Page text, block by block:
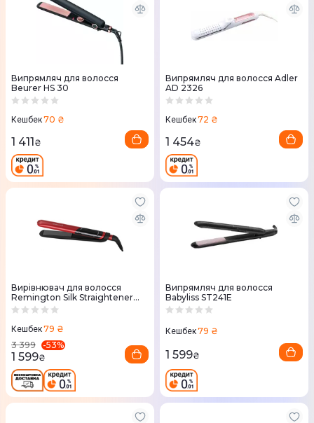
Випрямляч для волосся
Beurer HS 30
Кешбек70 ₴
1 411₴
Випрямляч для волосся Adler
AD 2326
Кешбек72 ₴
1 454₴
Вирівнювач для волосся
Remington Silk Straightener
S9600
Кешбек79 ₴
3 399
-53%
1 599₴
Випрямляч для волосся
Babyliss ST241E
Кешбек79 ₴
1 599₴